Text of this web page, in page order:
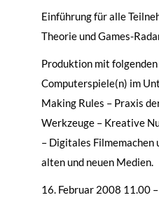
Einführung für alle
Theorie und Games-
Produktion mit
Computerspiele(n) im
Making Rules – Praxis
Werkzeuge – Kreative
– Digitales
alten und neuen Medien.
16. Februar 2008 11.00